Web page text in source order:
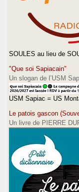
SOULES au lieu de
"Que soi Sapiacain"
Un slogan de l’USM
USM Sapiac = US
Le patois gascon
Un livre de PIERRE